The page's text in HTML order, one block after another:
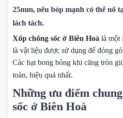
25mm, nếu bóp mạnh có thể nổ
lách tách.
Xốp chống sốc ở Biên Hoà là một
là vật liệu được sử dụng để đóng
Các hạt bong bóng khi căng tròn
toàn, hiệu quả nhất.
Những ưu điểm
sốc ở Biên Hoà